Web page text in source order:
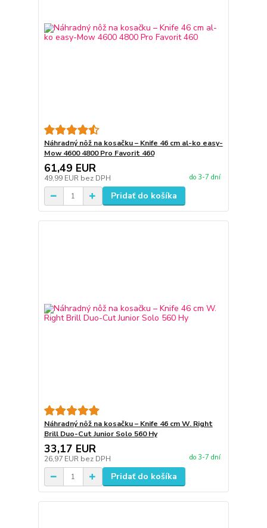
Náhradný nôž na kosačku – Knife 46 cm al-ko easy-
Mow 4600 4800 Pro Favorit 460
61,49 EUR
49,99 EUR bez DPH do 3-7 dní
Pridať do košíka
Náhradný nôž na kosačku – Knife 46 cm W. Right
Brill Duo-Cut Junior Solo 560 Hy
33,17 EUR
26,97 EUR bez DPH do 3-7 dní
Pridať do košíka